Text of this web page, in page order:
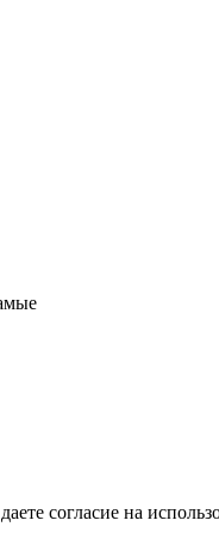
согласие на